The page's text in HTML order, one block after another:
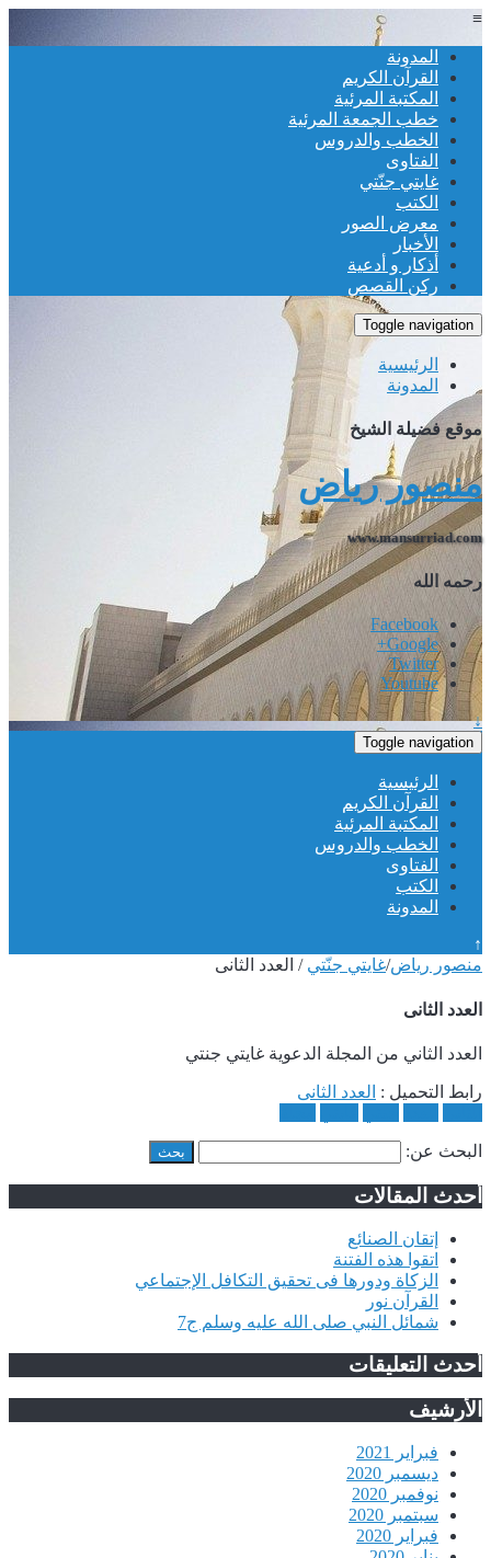
≡
المدونة
القرآن الكريم
المكتبة المرئية
خطب الجمعة المرئية
الخطب والدروس
الفتاوى
غايتي جنّتي
الكتب
معرض الصور
الأخبار
أذكار و أدعية
ركن القصص
Toggle navigation
الرئيسية
المدونة
موقع فضيلة الشيخ
منصور رياض
www.mansurriad.com
رحمه الله
Facebook
Google+
Twitter
Youtube
↓
Toggle navigation
الرئيسية
القرآن الكريم
المكتبة المرئية
الخطب والدروس
الفتاوى
الكتب
المدونة
↑
منصور رياض/غايتي جنّتي / العدد الثانى
العدد الثانى
العدد الثاني من المجلة الدعوية غايتي جنتي
رابط التحميل : العدد الثانى
البحث عن:
أحدث المقالات
إتقان الصنائع
اتقوا هذه الفتنة
الزكاة ودورها فى تحقيق التكافل الإجتماعي
القرآن نور
شمائل النبي صلى الله عليه وسلم ج7
أحدث التعليقات
الأرشيف
فبراير 2021
ديسمبر 2020
نوفمبر 2020
سبتمبر 2020
فبراير 2020